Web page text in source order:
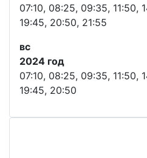
07:10, 08:25, 09:35, 11:50,
19:45, 20:50, 21:55
вс
2024 год
07:10, 08:25, 09:35, 11:50,
19:45, 20:50